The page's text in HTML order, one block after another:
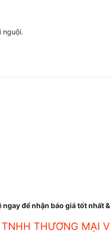
nguội.
ngay để nhận báo giá tốt nhất
THƯƠNG MẠI